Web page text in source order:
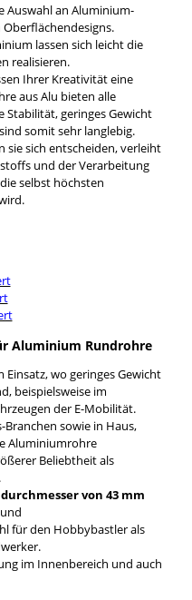
Auswahl an Aluminium-
lassen sich leicht die
realisieren.
Ihrer Kreativität eine
aus Alu bieten alle
Stabilität, geringes Gewicht
somit sehr langlebig.
sie sich entscheiden, verleiht
und der Verarbeitung
selbst höchsten
Aluminium Rundrohre
wo geringes Gewicht
beispielsweise im
der E-Mobilität.
sowie in Haus,
Aluminiumrohre
Beliebtheit als
von 43 mm
und
für den Hobbybastler als
im Innenbereich und auch